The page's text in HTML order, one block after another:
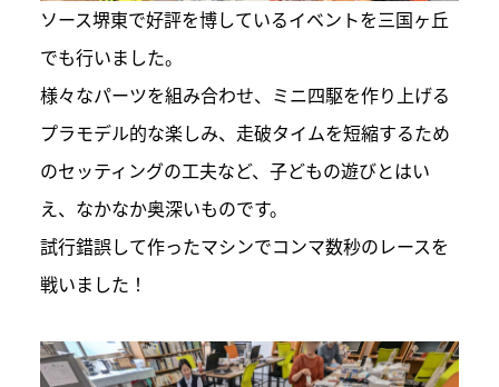
ソース堺東で好評を博しているイベントを三国ヶ丘
でも行いました。
様々なパーツを組み合わせ、ミニ四駆を作り上げる
プラモデル的な楽しみ、走破タイムを短縮するため
のセッティングの工夫など、子どもの遊びとはい
え、なかなか奥深いものです。
試行錯誤して作ったマシンでコンマ数秒のレースを
戦いました！